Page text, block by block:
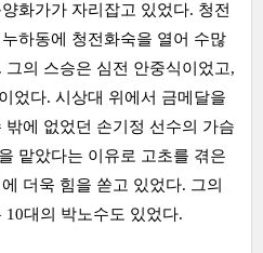
화가가 자리잡고 있었다. 청전
하동에 청전화숙을 열어 수많
의 스승은 심전 안중식이었고,
었다. 시상대 위에서 금메달을
에 없었던 손기정 선수의 가슴
맡았다는 이유로 고초를 겪은
더욱 힘을 쏟고 있었다. 그의
대의 박노수도 있었다.